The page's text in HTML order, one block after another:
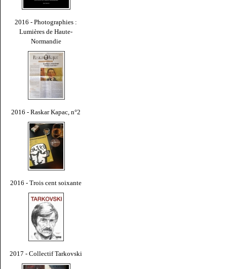
2016 - Photographies :
Lumières de Haute-
Normandie
2016 - Raskar Kapac, n°2
2016 - Trois cent soixante
2017 - Collectif Tarkovski